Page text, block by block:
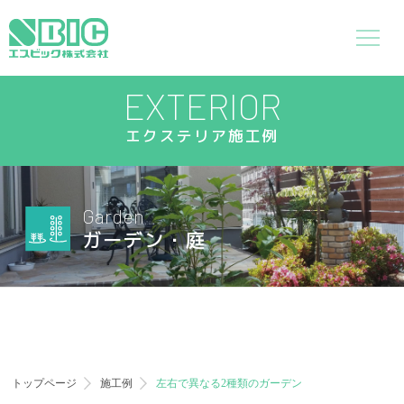
EXTERIOR
エクステリア施工例
Garden
ガーデン・庭
トップページ 施工例 左右で異なる2種類のガーデン